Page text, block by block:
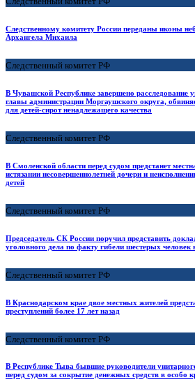
Следственному комитету России переданы иконы
Архангела Михаила
Следственный комитет РФ
В Чувашской Республике завершено расследование
главы администрации Моргаушского округа,
для детей-сирот ненадлежащего качества
Следственный комитет РФ
В Смоленской области перед судом предстанет
истязании несовершеннолетней дочери и
детей
Следственный комитет РФ
Председатель СК России поручил представить
уголовного дела по факту гибели шестерых человек
Следственный комитет РФ
В Краснодарском крае двое местных жителей
преступлений более 17 лет назад
Следственный комитет РФ
В Республике Тыва бывшие руководители
перед судом за сокрытие денежных средств в особо